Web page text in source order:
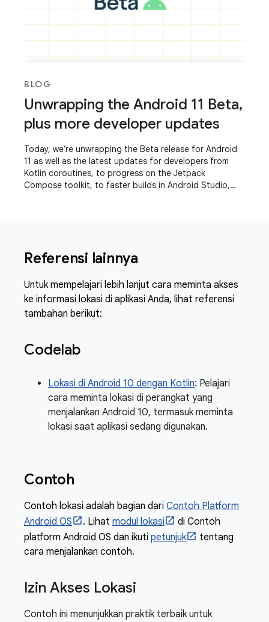
BLOG
Unwrapping the Android 11 Beta,
plus more developer updates
Today, we’re unwrapping the Beta release for Android
11 as well as the latest updates for developers from
Kotlin coroutines, to progress on the Jetpack
Compose toolkit, to faster builds in Android Studio,
Referensi lainnya
Untuk mempelajari lebih lanjut cara meminta akses
ke informasi lokasi di aplikasi Anda, lihat referensi
tambahan berikut:
Codelab
Lokasi di Android 10 dengan Kotlin: Pelajari
cara meminta lokasi di perangkat yang
menjalankan Android 10, termasuk meminta
lokasi saat aplikasi sedang digunakan.
Contoh
Contoh lokasi adalah bagian dari Contoh Platform
Android OS
. Lihat modul lokasi
di Contoh
platform Android OS dan ikuti petunjuk
tentang
cara menjalankan contoh.
Izin Akses Lokasi
Contoh ini menunjukkan praktik terbaik untuk